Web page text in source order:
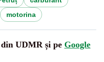
motorina
UDMR și pe Google